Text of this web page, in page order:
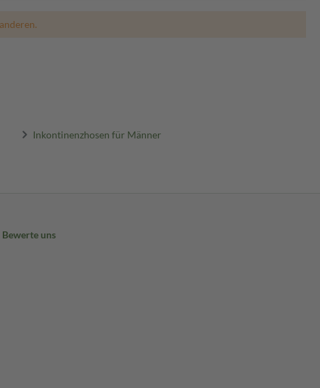
Inkontinenzhosen für Männer
Bewerte uns